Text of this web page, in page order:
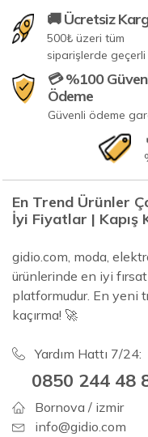
🚚 Ücretsiz
500₺ üzeri tüm
siparişlerde geçerli
💳 %100
Ödeme
Güvenli ödeme
En Trend Ürünler
İyi Fiyatlar | Kapış
gidio.com, moda,
ürünlerinde en iyi
platformudur. En yeni
kaçırma! 🚀
Yardım Hattı 7/24:
0850 244 48
Bornova / izmir
info@gidio.com